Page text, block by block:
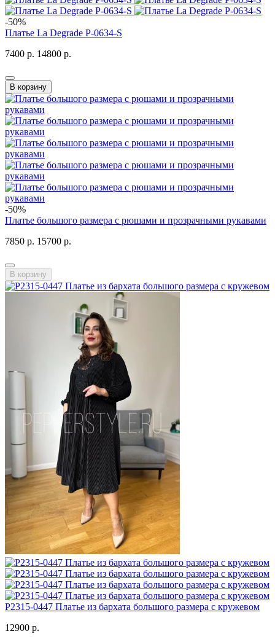
-50%
Платье La Degrade P-0634-S
7400 р. 14800 р.
В корзину
-50%
Платье большого размера с рюшами и прозрачными рукавами
7850 р. 15700 р.
В корзину
P2315-0447 Платье из бархата большого размера с кружевом
12900 р.